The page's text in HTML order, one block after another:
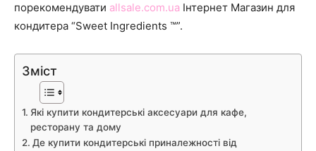
порекомендувати allsale.com.ua Інтернет Магазин для
кондитера “Sweet Ingredients ™”.
Зміст
Які купити кондитерські аксесуари для кафе,
ресторану та дому
Де купити кондитерські приналежності від